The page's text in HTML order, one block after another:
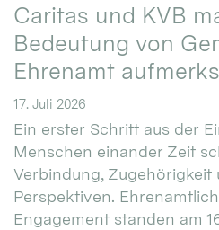
Caritas und KVB
Bedeutung von
Ehrenamt
17. Juli 2026
Ein erster Schritt aus der
Menschen einander Zeit
Verbindung, Zugehörigkeit
Perspektiven.
Engagement standen am